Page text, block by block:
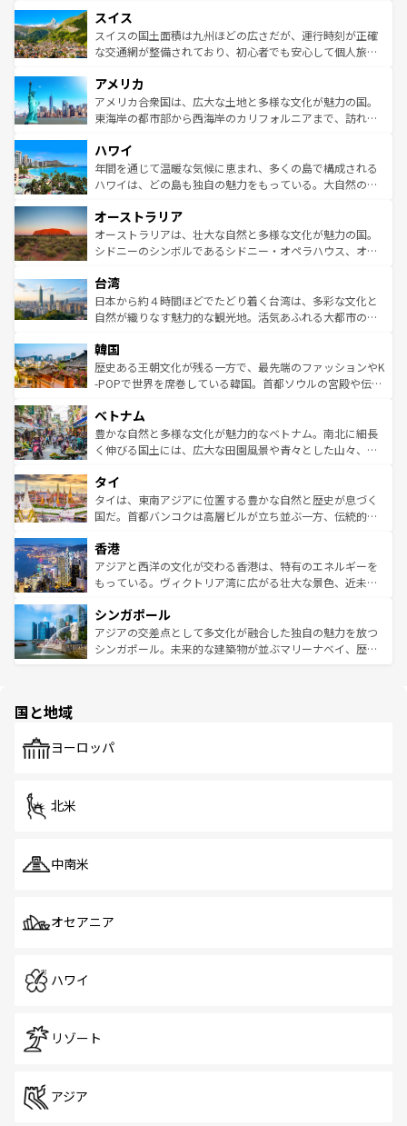
れる地方に足を運ぶとそれぞれで全く異なる文化を体験で
きるだろう。 なお、新着のフランス情報はコンテンツ一覧
を参照してほしい。
は、お酒好きな人にはぜひ体験してほしい。 なお、新着の
ドイツ情報はコンテンツ一覧を参照してほしい。
リアごとに異なる魅力がある。また、優雅なアフタヌーン
ティー、ビール好きにはたまらない英国パブ、サッカー観
戦など、本場だからこそできる体験も豊富。イギリスを旅
ンツ一覧を参照してほしい。
スイス
スイスの国土面積は九州ほどの広さだが、運行時刻が正確
な交通網が整備されており、初心者でも安心して個人旅行
の建物がそのまま残る町や、スイスならではのユニークな
博物館もあり、アルプス観光だけでなく町歩きも満喫する
ことができる。国民の所得が高いため物価も高いが、旅行
ば市内交通費無料で観光を楽しむこともできる。 なお、新
着のスイス情報はコンテンツ一覧 を参照してほしい。
アメリカ
アメリカ合衆国は、広大な土地と多様な文化が魅力の国。
東海岸の都市部から西海岸のカリフォルニアまで、訪れる
のような巨大都市は、観光、ショッピング、エンターテイ
ンメントが詰まった刺激的なスポットだ。一方、アメリカ
西部には大自然が広がり、グランドキャニオンやイエロー
部のニューオーリンズでは、音楽と美食が融合した独特の
文化が魅力。旅行者はアメリカの各地域で異なる魅力を楽
しみながら、その多様性と豊かな歴史を感じることができ
ならではの贅沢な旅のスタイルだ。 なお、新着のアメリカ
情報はコンテンツ一覧を参照してほしい。
ハワイ
年間を通じて温暖な気候に恵まれ、多くの島で構成される
ハワイは、どの島も独自の魅力をもっている。大自然の神
ワイ島は見逃せない。また、定番の観光地といえばオアフ
島だが、静かな自然を求めるならマウイ島やカウアイ島が
おすすめ。エメラルドグリーンに輝く海をはじめ、豊かな
れるおもてなしの心で訪れる人々を迎えてくれるハワイの
人々、おいしいローカルフードやハワイアンミュージッ
ク、伝統的なフラダンスなど、すべてがハワイの魅力を彩
ワイを、存分に味わってほしい。 なお、新着のハワイ情報
はコンテンツ一覧を参照してほしい。
オーストラリア
オーストラリアは、壮大な自然と多様な文化が魅力の国。
シドニーのシンボルであるシドニー・オペラハウス、オー
リアリーフや大陸中央部にそびえるウルル（エアーズロッ
ク）、タスマニアの美しい原生林やケアンズの熱帯雨林な
ど、見どころがたくさん。また、カフェやワイン、オージ
いる。アクティビティも充実しており、サーフィンやダイ
ビング、ハイキングなど、アウトドア好きにはたまらな
い。オーストラリアの多彩な魅力を存分に味わいつくそ
参照してほしい。
台湾
日本から約４時間ほどでたどり着く台湾は、多彩な文化と
自然が織りなす魅力的な観光地。活気あふれる大都市の台
ン）、静ひつな山岳地帯である台湾東部など、都市の喧騒
と山間の静けさが共存しており、訪れる人に新しい発見と
驚きをもたらしてくれる。また、奥深い台湾の食文化も魅
容にもいいと評判のスイーツなど、バラエティ豊かな料理
が味わえる。 なお、新着の台湾情報は コンテンツ一覧を参
照してほしい。
韓国
歴史ある王朝文化が残る一方で、最先端のファッションやK
-POPで世界を席巻している韓国。首都ソウルの宮殿や伝統
き、地方に足を延ばせば四季折々の自然美を楽しむことが
できる。そして、キムチや焼肉、絶品のストリートフード
まで、さまざまな韓国料理が待っている。夜には、韓国な
リティに包まれながら、韓国の多彩な魅力を心ゆくまで味
わってみてほしい。 なお、新着の韓国情報はコンテンツ一
覧を参照してほしい。
ベトナム
豊かな自然と多様な文化が魅力的なベトナム。南北に細長
く伸びる国土には、広大な田園風景や青々とした山々、世
急速な発展と共に伝統が息づく。ハノイの古い町並みやホ
ーチミン市のフランス統治時代の建物も、独特の雰囲気を
醸し出している。また、バラエティの豊かさとおいしさで
とつ。フォーやバインミー、ベトナムコーヒーなどは、ぜ
ひ現地で味わいたい。どの地域を訪れてもあたたかい人々
が旅行者を迎えてくれるので、きっと忘れられない旅にな
参照してほしい。
タイ
タイは、東南アジアに位置する豊かな自然と歴史が息づく
国だ。首都バンコクは高層ビルが立ち並ぶ一方、伝統的な
の活気が交差している。北部ではチェンマイなどの山岳地
帯で自然と触れ合い、南部ではプーケットやクラビの美し
いビーチでリゾート気分を楽しむことができる。タイ料理
激する。気候は一年中温暖で、どの季節にも異なる楽しみ
が待っている。親しみやすいタイの人々、仏教を中心とし
た文化、そして多様な観光資源が、訪れる旅人を魅了し続
香港
アジアと西洋の文化が交わる香港は、特有のエネルギーを
もっている。ヴィクトリア湾に広がる壮大な景色、近未来
み、どこを訪れても感動するはず。観光スポットが密集し
ており、効率よく見どころを回れるのも魅力。息をのむよ
うな絶景から文化的な体験まで、香港を存分に楽しみ尽く
シンガポール
アジアの交差点として多文化が融合した独自の魅力を放つ
シンガポール。未来的な建築物が並ぶマリーナベイ、歴史
で、ホーカーズは地元の風情を楽しめる外せないスポット
国と地域
ヨーロッパ
北米
中南米
オセアニア
ハワイ
リゾート
アジア